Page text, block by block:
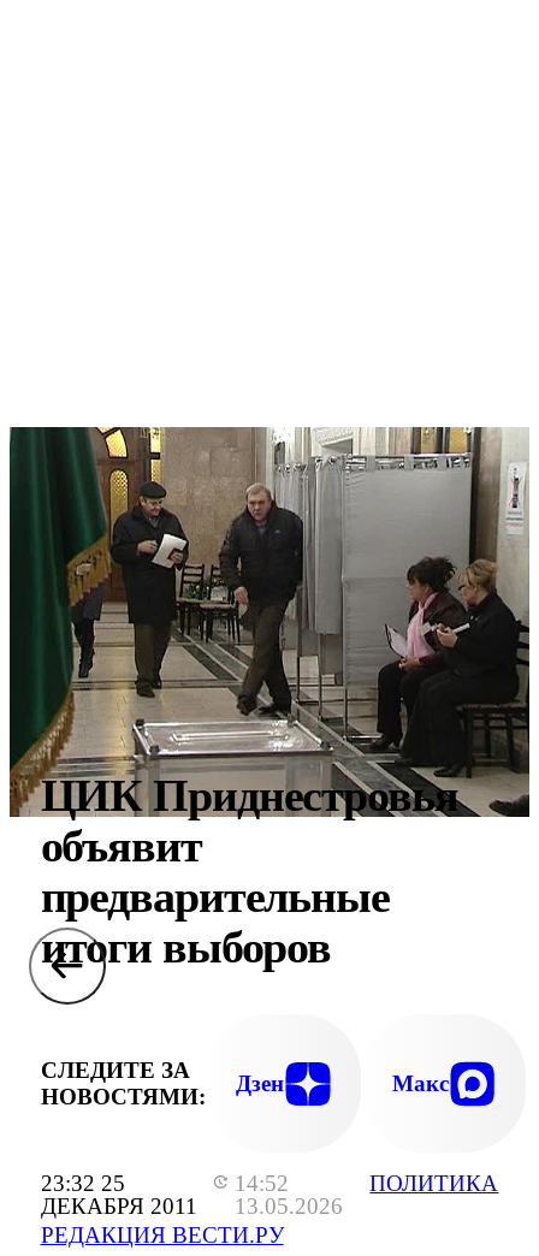
23:32 25
ДЕКАБРЯ 2011
14:52
13.05.2026
РЕДАКЦИЯ ВЕСТИ.РУ
ПОЛИТИКА
ЦИК Приднестровья
объявит
предварительные
итоги выборов
СЛЕДИТЕ ЗА
НОВОСТЯМИ:
Дзен Макс